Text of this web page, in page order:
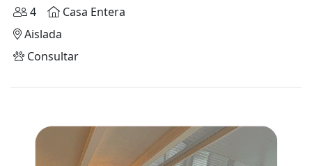
4
Casa Entera
Aislada
Consultar